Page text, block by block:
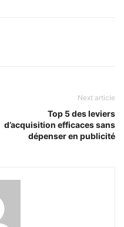
Next article
Top 5 des leviers
d’acquisition efficaces sans
dépenser en publicité